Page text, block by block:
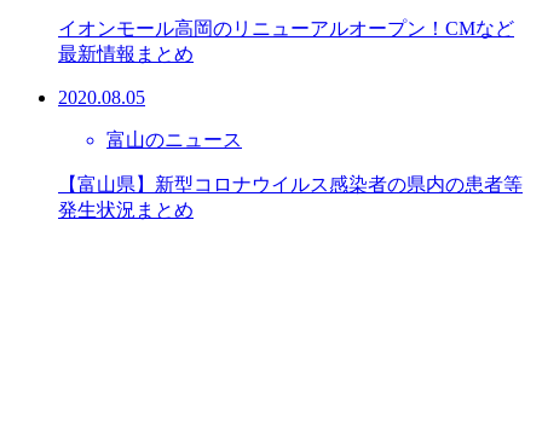
イオンモール高岡のリニューアルオープン！CMなど
最新情報まとめ
2020.08.05
富山のニュース
【富山県】新型コロナウイルス感染者の県内の患者等
発生状況まとめ